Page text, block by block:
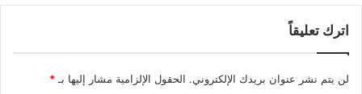
اترك تعليقاً
لن يتم نشر عنوان بريدك الإلكتروني. الحقول الإلزامية مشار إليها بـ *